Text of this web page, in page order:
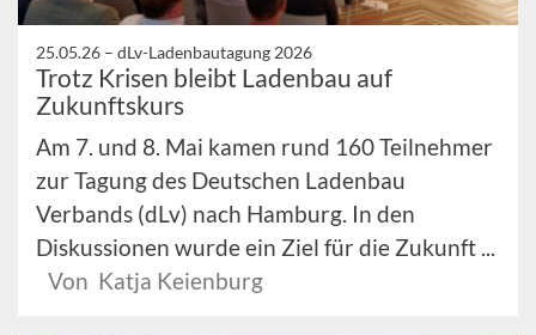
25.05.26 – dLv-Ladenbautagung 2026
Trotz Krisen bleibt Ladenbau auf
Zukunftskurs
Am 7. und 8. Mai kamen rund 160 Teilnehmer
zur Tagung des Deutschen Ladenbau
Verbands (dLv) nach Hamburg. In den
Diskussionen wurde ein Ziel für die Zukunft ...
Von Katja Keienburg